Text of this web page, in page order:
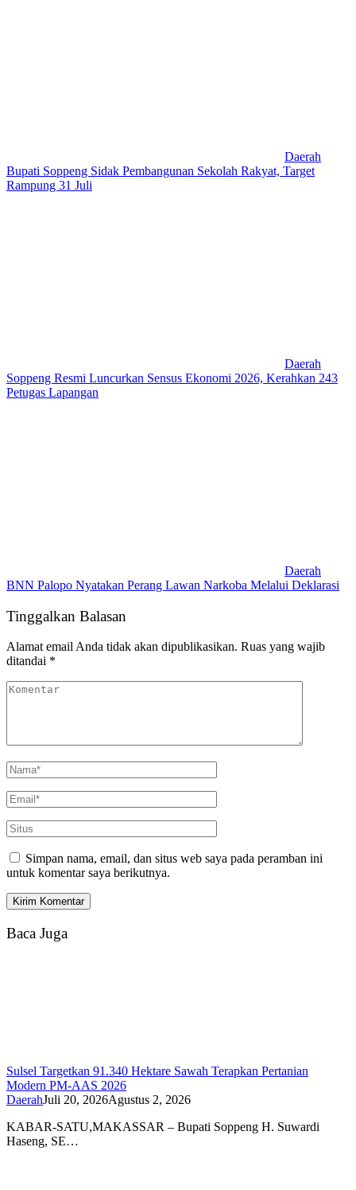
Daerah
Bupati Soppeng Sidak Pembangunan Sekolah Rakyat, Target
Rampung 31 Juli
Daerah
Soppeng Resmi Luncurkan Sensus Ekonomi 2026, Kerahkan 243
Petugas Lapangan
Daerah
BNN Palopo Nyatakan Perang Lawan Narkoba Melalui Deklarasi
Tinggalkan Balasan
Alamat email Anda tidak akan dipublikasikan. Ruas yang wajib
ditandai *
Simpan nama, email, dan situs web saya pada peramban ini
untuk komentar saya berikutnya.
Baca Juga
Sulsel Targetkan 91.340 Hektare Sawah Terapkan Pertanian
Modern PM-AAS 2026
DaerahJuli 20, 2026Agustus 2, 2026
KABAR-SATU,MAKASSAR – Bupati Soppeng H. Suwardi
Haseng, SE…